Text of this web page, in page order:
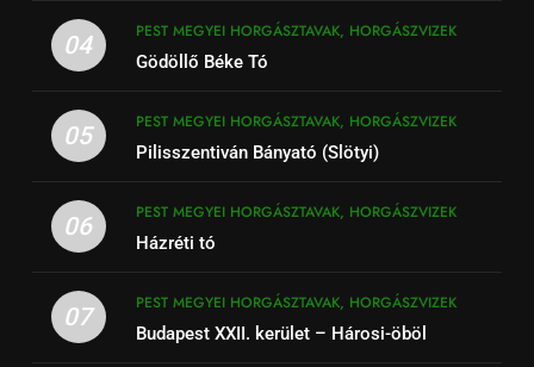
04
PEST MEGYEI HORGÁSZTAVAK, HORGÁSZVIZEK
Gödöllő Béke Tó
05
PEST MEGYEI HORGÁSZTAVAK, HORGÁSZVIZEK
Pilisszentiván Bányató (Slötyi)
06
PEST MEGYEI HORGÁSZTAVAK, HORGÁSZVIZEK
Házréti tó
07
PEST MEGYEI HORGÁSZTAVAK, HORGÁSZVIZEK
Budapest XXII. kerület – Hárosi-öböl